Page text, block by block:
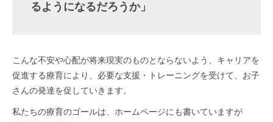
るようになるだろうか」
こんな不安や心配が将来現実のものとならないよう、キャリアを
促進する療育により、必要な支援・トレーニングを受けて、お子
さんの発達を促していきます。
私たちの療育のゴールは、ホームページにも書いていますが